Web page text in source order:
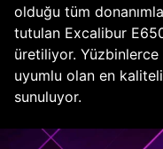
olduğu tüm
tutulan Excalibur
üretiliyor.
uyumlu olan en
sunuluyor.